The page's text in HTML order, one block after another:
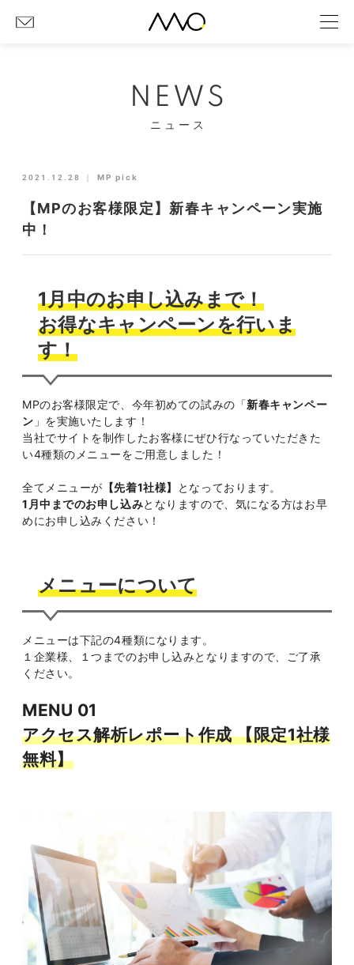
NEWS
ニュース
2021.12.28 ｜ MP pick
【MPのお客様限定】新春キャンペーン実施
中！
1月中のお申し込みまで！
お得なキャンペーンを行いま
す！
MPのお客様限定で、今年初めての試みの「新春キャンペー
ン 」を実施いたします！
当社でサイトを制作したお客様にぜひ行なっていただきた
い4種類のメニューをご用意しました！
全てメニューが 【先着1社様】
となっております。
1月中までのお申し込みとなりますので、気になる方はお早
めにお申し込みください！
メニューについて
メニューは下記の4種類になります。
１企業様、１つまでのお申し込みとなりますので、ご了承
ください。
MENU 01
アクセス解析レポート作成 【限定1社様
無料】